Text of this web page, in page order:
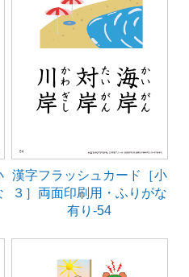
漢字フラッシュカード［小
３］両面印刷用・ふりがな
有り-54